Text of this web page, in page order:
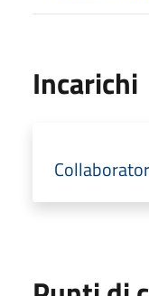
Incarichi